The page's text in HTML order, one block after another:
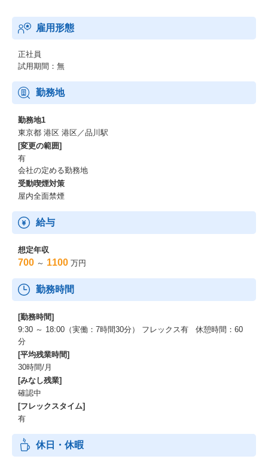
雇用形態
正社員
試用期間：無
勤務地
勤務地1
東京都 港区 港区／品川駅
[変更の範囲]
有
会社の定める勤務地
受動喫煙対策
屋内全面禁煙
給与
想定年収
700 ～ 1100 万円
勤務時間
[勤務時間]
9:30 ～ 18:00（実働：7時間30分） フレックス有 休憩時間：60
分
[平均残業時間]
30時間/月
[みなし残業]
確認中
[フレックスタイム]
有
休日・休暇